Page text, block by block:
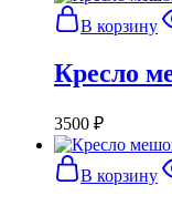
В корзину
Кресло
3500 ₽
В корзину